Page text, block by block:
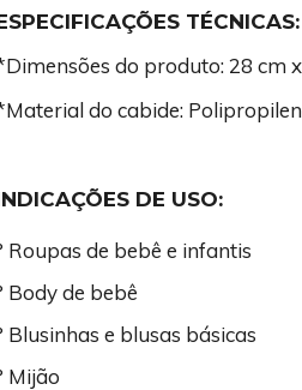
TÉCNICAS:
do produto: 28 cm
do cabide:
DE USO:
Roupas de bebê e infantis
Body de bebê
Blusinhas e blusas básicas
Mijão